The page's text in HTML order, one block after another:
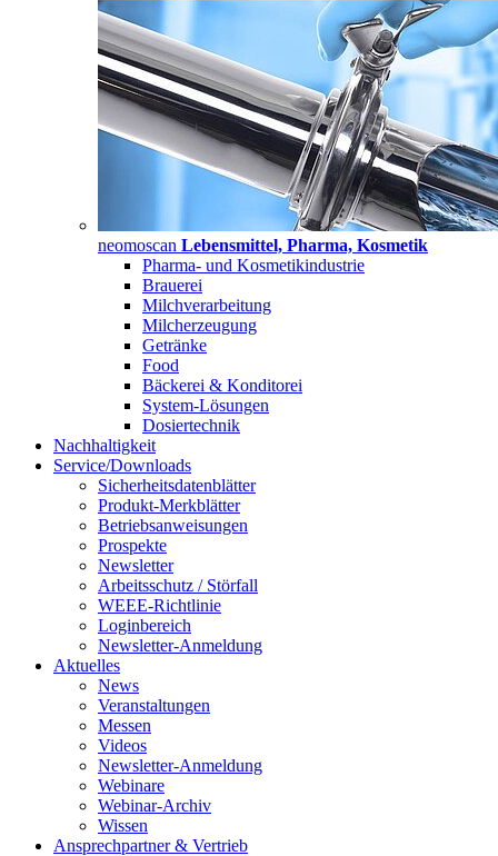
neomoscan Lebensmittel, Pharma, Kosmetik
Pharma- und Kosmetikindustrie
Brauerei
Milchverarbeitung
Milcherzeugung
Getränke
Food
Bäckerei & Konditorei
System-Lösungen
Dosiertechnik
Nachhaltigkeit
Service/Downloads
Sicherheitsdatenblätter
Produkt-Merkblätter
Betriebsanweisungen
Prospekte
Newsletter
Arbeitsschutz / Störfall
WEEE-Richtlinie
Loginbereich
Newsletter-Anmeldung
Aktuelles
News
Veranstaltungen
Messen
Videos
Newsletter-Anmeldung
Webinare
Webinar-Archiv
Wissen
Ansprechpartner & Vertrieb